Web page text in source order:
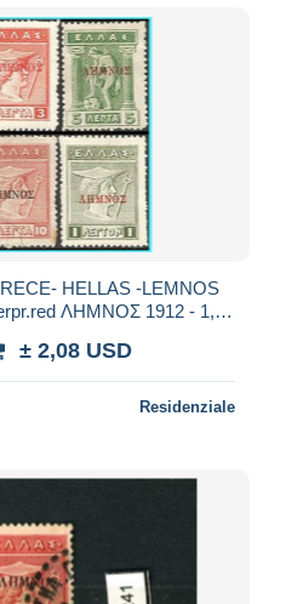
HELLAS -LEMNOS
ΛΗΜΝΟΣ 1912 - 1,
± 2,08 USD
Residenziale